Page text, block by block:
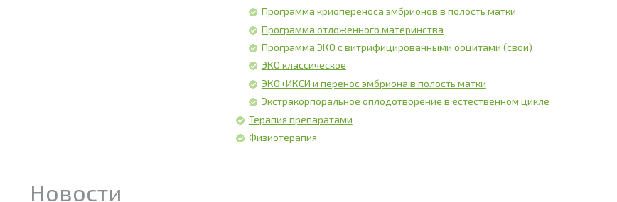
Новости
Программа криопереноса эмбрионов в полость матки
Программа отложенного материнства
Программа ЭКО с витрифицированными ооцитами (свои)
ЭКО классическое
ЭКО+ИКСИ и перенос эмбриона в полость матки
Экстракорпоральное оплодотворение в естественном цикле
Терапия препаратами
Физиотерапия